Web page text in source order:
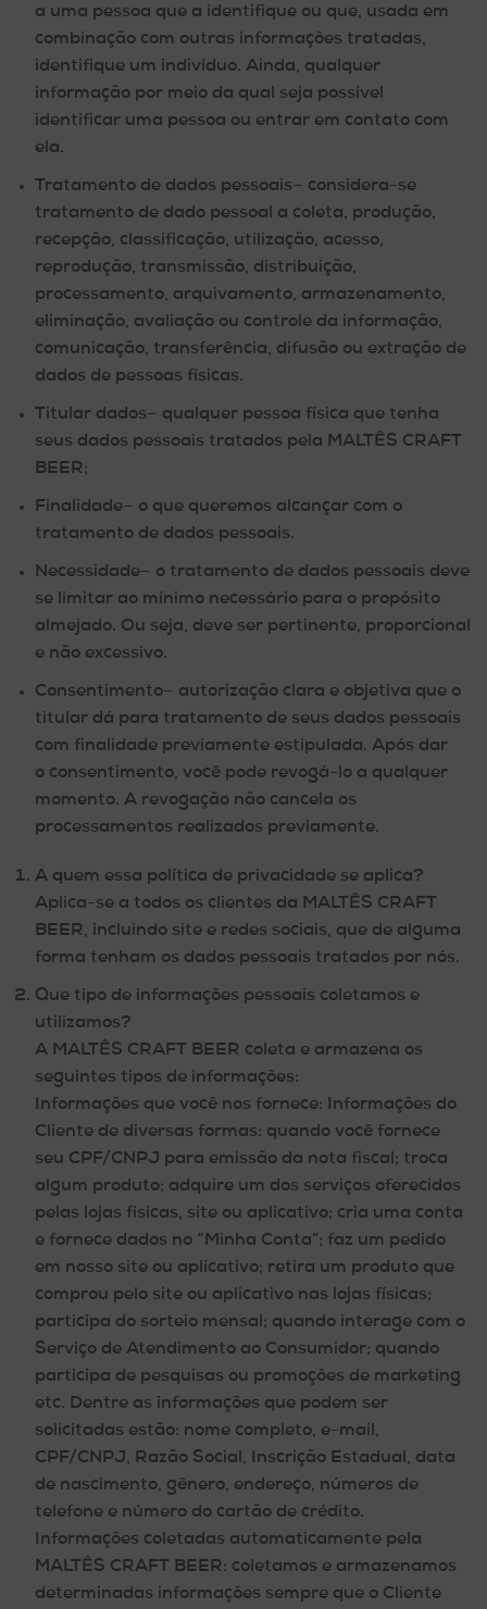
a uma pessoa que a identifique ou que, usada em
combinação com outras informações tratadas,
identifique um indivíduo. Ainda, qualquer
informação por meio da qual seja possível
identificar uma pessoa ou entrar em contato com
ela.
Tratamento de dados pessoais– considera-se
tratamento de dado pessoal a coleta, produção,
recepção, classificação, utilização, acesso,
reprodução, transmissão, distribuição,
processamento, arquivamento, armazenamento,
eliminação, avaliação ou controle da informação,
comunicação, transferência, difusão ou extração de
dados de pessoas físicas.
Titular dados– qualquer pessoa física que tenha
seus dados pessoais tratados pela MALTÊS CRAFT
BEER;
Finalidade– o que queremos alcançar com o
tratamento de dados pessoais.
Necessidade– o tratamento de dados pessoais deve
se limitar ao mínimo necessário para o propósito
almejado. Ou seja, deve ser pertinente, proporcional
e não excessivo.
Consentimento– autorização clara e objetiva que o
titular dá para tratamento de seus dados pessoais
com finalidade previamente estipulada. Após dar
o consentimento, você pode revogá-lo a qualquer
momento. A revogação não cancela os
processamentos realizados previamente.
A quem essa política de privacidade se aplica?
Aplica-se a todos os clientes da MALTÊS CRAFT
BEER, incluindo site e redes sociais, que de alguma
forma tenham os dados pessoais tratados por nós.
Que tipo de informações pessoais coletamos e
utilizamos?
A MALTÊS CRAFT BEER coleta e armazena os
seguintes tipos de informações:
Informações que você nos fornece: Informações do
Cliente de diversas formas: quando você fornece
seu CPF/CNPJ para emissão da nota fiscal; troca
algum produto; adquire um dos serviços oferecidos
pelas lojas físicas, site ou aplicativo; cria uma conta
e fornece dados no “Minha Conta”; faz um pedido
em nosso site ou aplicativo; retira um produto que
comprou pelo site ou aplicativo nas lojas físicas;
participa do sorteio mensal; quando interage com o
Serviço de Atendimento ao Consumidor; quando
participa de pesquisas ou promoções de marketing
etc. Dentre as informações que podem ser
solicitadas estão: nome completo, e-mail,
CPF/CNPJ, Razão Social, Inscrição Estadual, data
de nascimento, gênero, endereço, números de
telefone e número do cartão de crédito.
Informações coletadas automaticamente pela
MALTÊS CRAFT BEER: coletamos e armazenamos
determinadas informações sempre que o Cliente